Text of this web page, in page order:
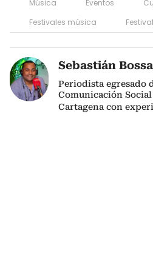
Música Eventos
Festivales música
Sebastián
Periodista egresado
Comunicación
Cartagena con